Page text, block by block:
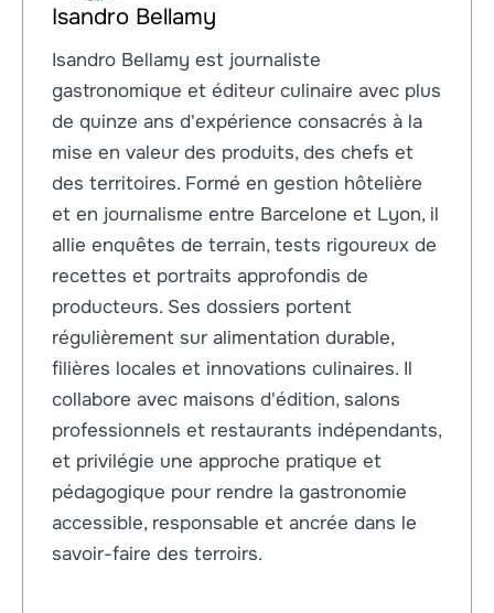
Isandro Bellamy
Isandro Bellamy est journaliste
gastronomique et éditeur culinaire avec plus
de quinze ans d'expérience consacrés à la
mise en valeur des produits, des chefs et
des territoires. Formé en gestion hôtelière
et en journalisme entre Barcelone et Lyon, il
allie enquêtes de terrain, tests rigoureux de
recettes et portraits approfondis de
producteurs. Ses dossiers portent
régulièrement sur alimentation durable,
filières locales et innovations culinaires. Il
collabore avec maisons d'édition, salons
professionnels et restaurants indépendants,
et privilégie une approche pratique et
pédagogique pour rendre la gastronomie
accessible, responsable et ancrée dans le
savoir-faire des terroirs.